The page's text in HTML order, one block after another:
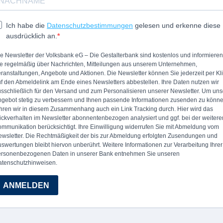
Ich habe die Datenschutzbestimmungen gelesen und erkenne diese
ausdrücklich an.
Newsletter der Volksbank eG – Die Gestalterbank sind kostenlos und informieren
regelmäßig über Nachrichten, Mitteilungen aus unserem Unternehmen,
Angebote und Aktionen. Die Newsletter können Sie jederzeit per
den Abmeldelink am Ende eines Newsletters abbestellen. Ihre Daten nutzen wir
für den Versand und zum Personalisieren unserer Newsletter. Um
stetig zu verbessern und Ihnen passende Informationen zusenden zu
wir in diesem Zusammenhang auch ein Link Tracking durch. Hier wird das
im Newsletter abonnentenbezogen analysiert und ggf. bei der
berücksichtigt. Ihre Einwilligung widerrufen Sie mit Abmeldung vom
Die Rechtmäßigkeit der bis zur Abmeldung erfolgten Zusendungen und
bleibt hiervon unberührt. Weitere Informationen zur Verarbeitung Ihrer
Daten in unserer Bank entnehmen Sie unseren
ANMELDEN